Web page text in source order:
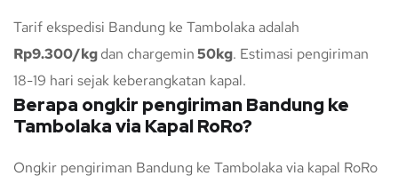
Tarif ekspedisi Bandung ke Tambolaka adalah
Rp9.300/kgdan chargemin50kg. Estimasi pengiriman
18-19 hari sejak keberangkatan kapal.
Berapa ongkir pengiriman Bandung ke
Tambolaka via Kapal RoRo?
Ongkir pengiriman Bandung ke Tambolaka via kapal RoRo